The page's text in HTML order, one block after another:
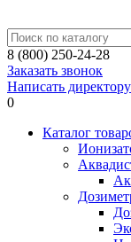
8 (800) 250-24-28
Заказать звонок
Написать директору
0
Каталог